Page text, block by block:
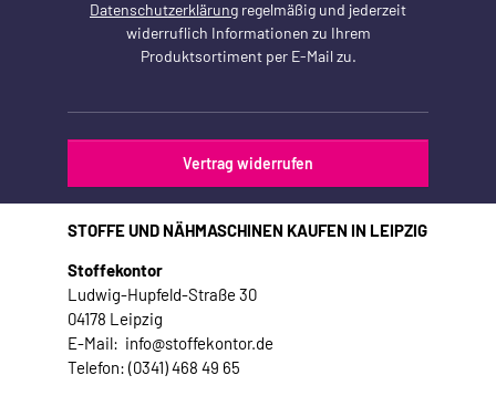
Datenschutzerklärung regelmäßig und jederzeit
widerruflich Informationen zu Ihrem
Produktsortiment per E-Mail zu.
Vertrag widerrufen
STOFFE UND NÄHMASCHINEN KAUFEN IN LEIPZIG
Stoffekontor
Ludwig-Hupfeld-Straße 30
04178 Leipzig
E-Mail: info@stoffekontor.de
Telefon: (0341) 468 49 65